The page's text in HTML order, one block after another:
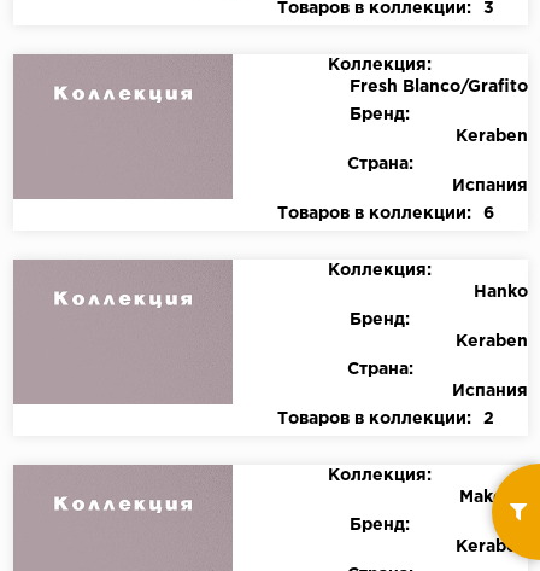
Товаров в коллекции:
3
Коллекция:
Fresh Blanco/Grafito
Бренд:
Keraben
Страна:
Испания
Товаров в коллекции:
6
Коллекция:
Hanko
Бренд:
Keraben
Страна:
Испания
Товаров в коллекции:
2
Коллекция:
MakeUp
Бренд:
Keraben